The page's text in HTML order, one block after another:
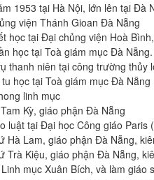
1953 tại Hà Nội, lớn lên tại Đà
viện Thánh Gioan Đà Nẵng
học tại Đại chủng viện Hoà
học tại Toà giám mục Đà Nẵng.
thanh niên tại công trường thủy
học tại Toà giám mục Đà Nẵng
linh mục
Kỳ, giáo phận Đà Nẵng
luật tại Đại học Công giáo Paris
Hà Lam, giáo phận Đà Nẵng,
Trà Kiệu, giáo phận Đà Nẵng,
mục Xuân Bích, và làm giáo